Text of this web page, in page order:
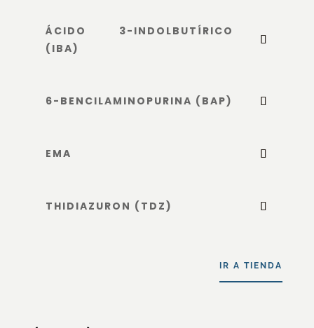
ÁCIDO 3-INDOLBUTÍRICO
(IBA)
6-BENCILAMINOPURINA (BAP)
EMA
THIDIAZURON (TDZ)
IR A TIENDA